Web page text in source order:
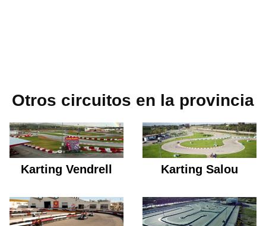
Otros circuitos en la provincia
Karting Vendrell Karting Salou